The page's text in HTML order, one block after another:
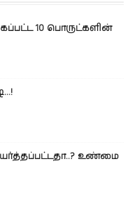
10 பொருட்களின்
உண்மை